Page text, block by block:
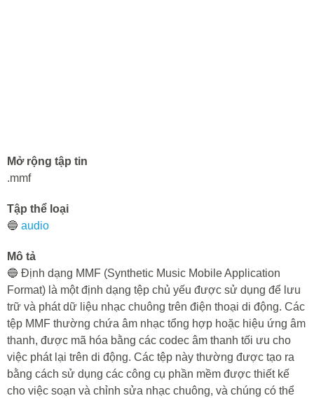
Mở rộng tập tin
.mmf
Tập thể loại
🔵 audio
Mô tả
🔵 Định dạng MMF (Synthetic Music Mobile Application
Format) là một định dạng tệp chủ yếu được sử dụng để lưu
trữ và phát dữ liệu nhạc chuông trên điện thoại di động. Các
tệp MMF thường chứa âm nhạc tổng hợp hoặc hiệu ứng âm
thanh, được mã hóa bằng các codec âm thanh tối ưu cho
việc phát lại trên di động. Các tệp này thường được tạo ra
bằng cách sử dụng các công cụ phần mềm được thiết kế
cho việc soạn và chỉnh sửa nhạc chuông, và chúng có thể